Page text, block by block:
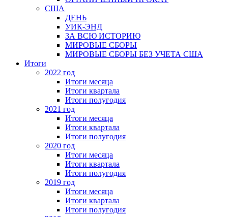
США
ДЕНЬ
УИК-ЭНД
ЗА ВСЮ ИСТОРИЮ
МИРОВЫЕ СБОРЫ
МИРОВЫЕ СБОРЫ БЕЗ УЧЕТА США
Итоги
2022 год
Итоги месяца
Итоги квартала
Итоги полугодия
2021 год
Итоги месяца
Итоги квартала
Итоги полугодия
2020 год
Итоги месяца
Итоги квартала
Итоги полугодия
2019 год
Итоги месяца
Итоги квартала
Итоги полугодия